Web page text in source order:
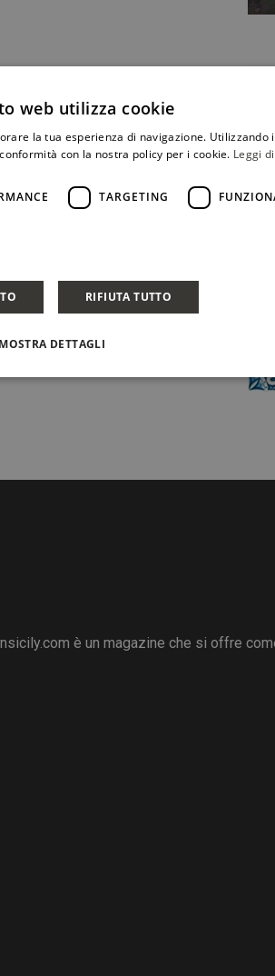
è un magazine che si offre
web utilizza cookie
la tua esperienza di navigazione. Utilizzando
con la nostra policy per i cookie. Leggi
TARGETING
RIFIUTA TUTTO
MOSTRA DETTAGLI